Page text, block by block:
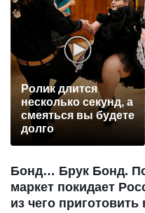
Ролик длится
несколько секунд, а
смеяться вы будете
долго
Бонд… Брук Бонд.
маркет покидает
из чего